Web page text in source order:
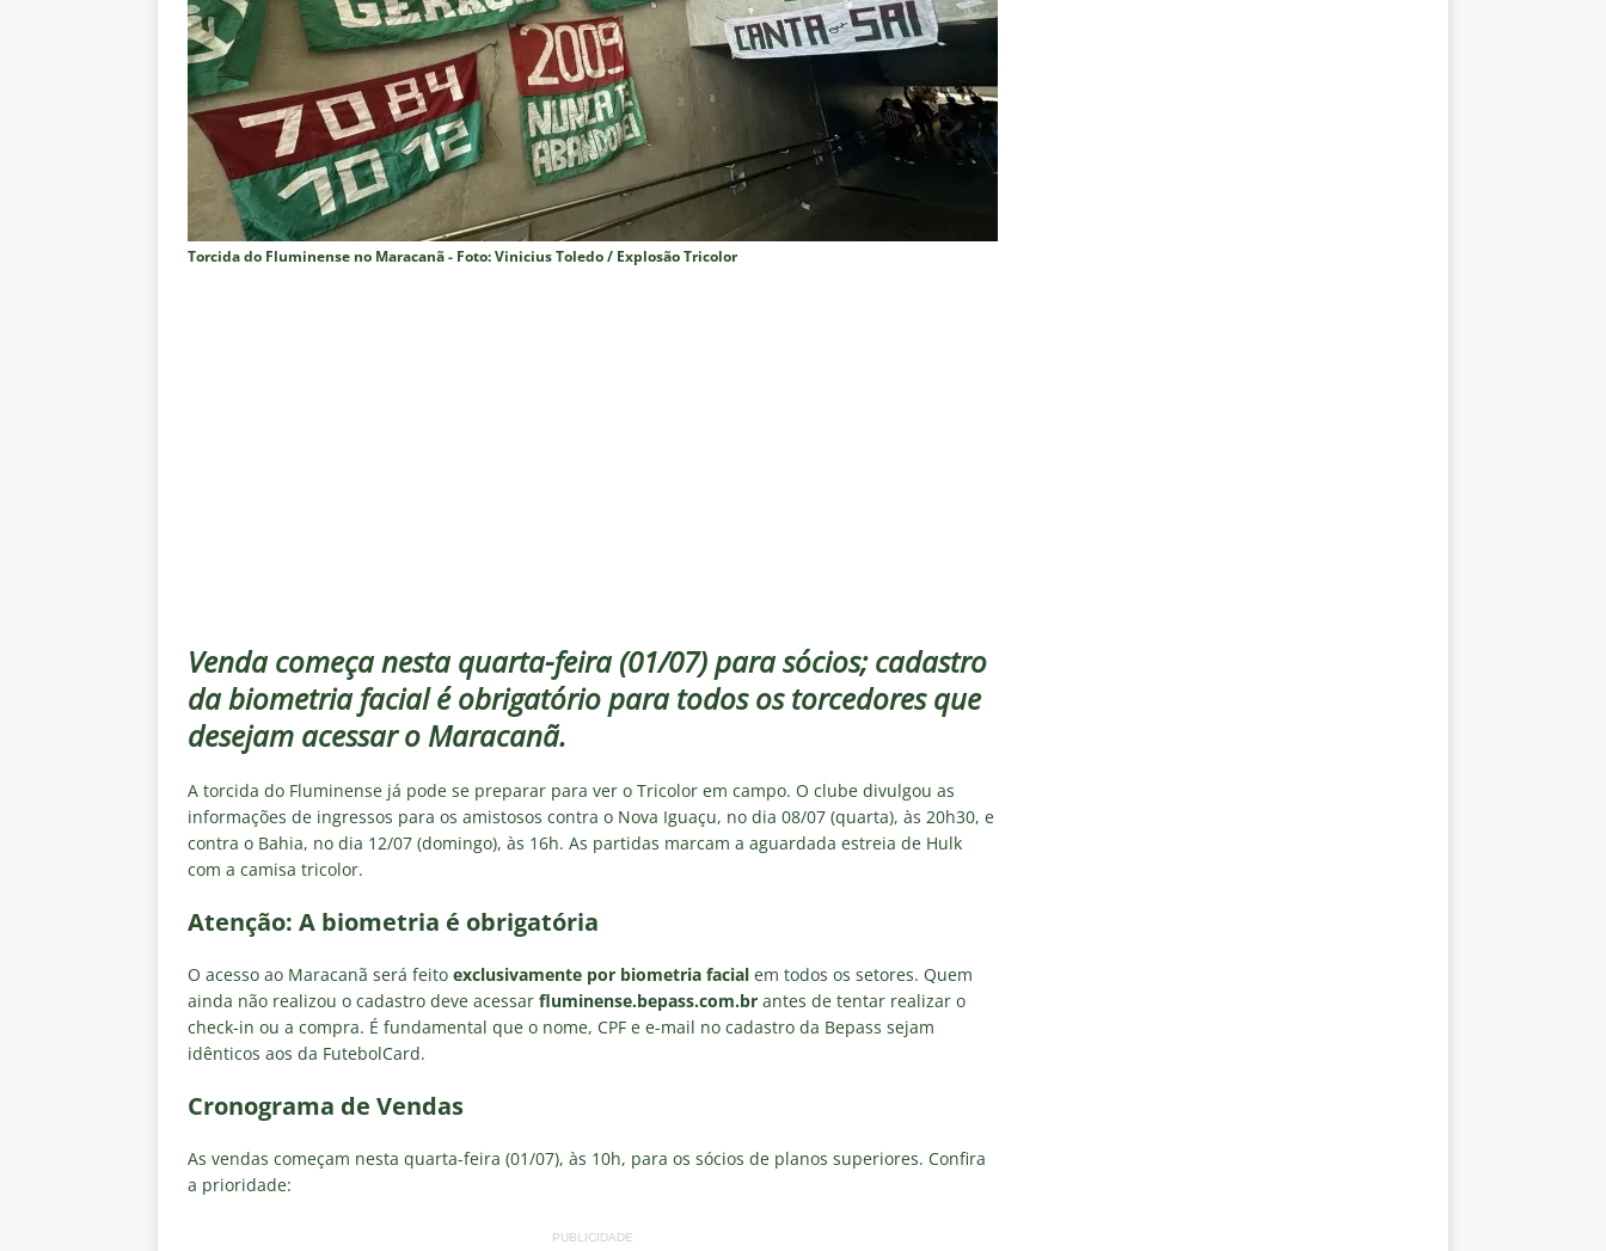
pela Copa do Brasil 2026
NOTÍCIAS
[ 5 de agosto de 2026 ] Fluminense X Vasco — Oitavas Copa do Brasil 2026: Palpites, Odds e
Estatísticas
DICAS DE APOSTAS
[ 5 de agosto de 2026 ] Saiu a lista! Fluminense divulga relacionados para decisão contra o Vasco
pela Copa do Brasil
NOTÍCIAS
[ 5 de agosto de 2026 ]
Grêmio X Mirassol — Oitavas Copa do Brasil 2026: Palpites, Odds e
Estatísticas
DICAS DE APOSTAS
megaoperação e antecipa bloqueios para Fluminense x Vasco
NOTÍCIAS
[ 5 de agosto de 2026 ] Dia de Caldeirão e Decisão! Fluminense encara o Vasco no Maracanã por
vaga nas quartas de final da Copa do Brasil: veja a análise completa
[ 5 de agosto de 2026 ]
Cria de Xerém, Luiz Henrique fica perto de reforçar outro rival do
Fluminense
NOTÍCIAS
[ 5 de agosto de 2026 ]
Torcida do Fluminense no Maracanã - Foto: Vinicius Toledo / Explosão Tricolor
Venda começa nesta quarta-feira (01/07) para sócios; cadastro
da biometria facial é obrigatório para todos os torcedores que
desejam acessar o Maracanã.
A torcida do Fluminense já pode se preparar para ver o Tricolor em campo. O clube divulgou as
informações de ingressos para os amistosos contra o Nova Iguaçu, no dia 08/07 (quarta), às 20h30, e
contra o Bahia, no dia 12/07 (domingo), às 16h. As partidas marcam a aguardada estreia de Hulk
com a camisa tricolor.
Atenção: A biometria é obrigatória
O acesso ao Maracanã será feito exclusivamente por biometria facial em todos os setores. Quem
ainda não realizou o cadastro deve acessar fluminense.bepass.com.br antes de tentar realizar o
check-in ou a compra. É fundamental que o nome, CPF e e-mail no cadastro da Bepass sejam
idênticos aos da FutebolCard.
Cronograma de Vendas
As vendas começam nesta quarta-feira (01/07), às 10h, para os sócios de planos superiores. Confira
a prioridade:
PUBLICIDADE